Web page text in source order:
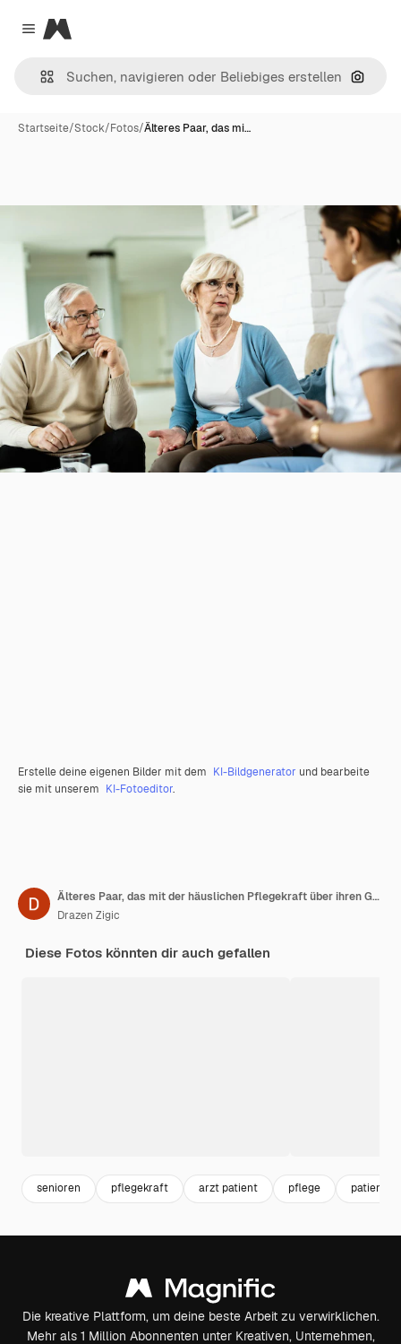
Close menu
Magnific
Nach
Startseite/Stock/Fotos/Älteres Paar, das mi…
Erstelle deine eigenen Bilder mit dem KI-Bildgenerator und bearbeite
sie mit unserem KI-Fotoeditor.
Älteres Paar, das mit der häuslichen Pflegekraft über ihren Gesundheitszustand zu Hause spricht
Drazen Zigic
Diese Fotos könnten dir auch gefallen
senioren pflegekraft arzt patient pflege patient
Die kreative Plattform, um deine beste Arbeit zu verwirklichen.
Mehr als 1 Million Abonnenten unter Kreativen, Unternehmen,